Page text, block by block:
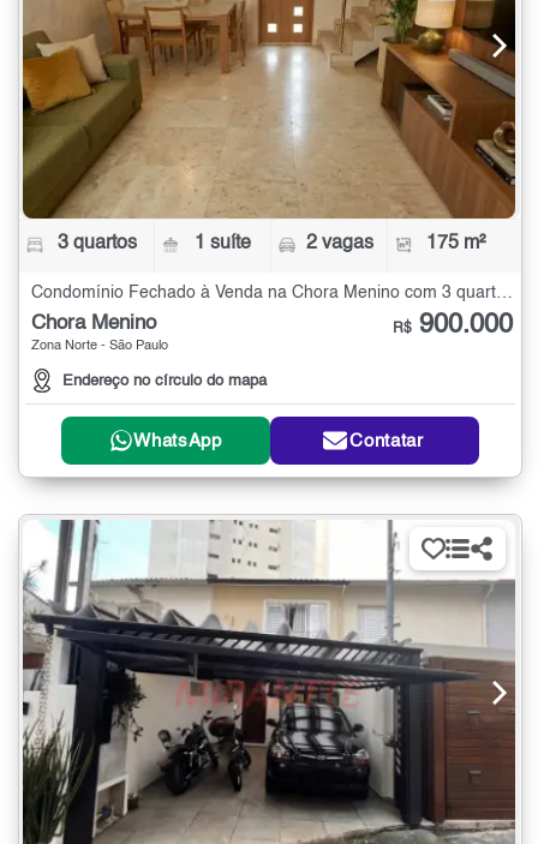
3 quartos 1 suíte 2 vagas 175 m²
Condomínio Fechado à Venda na Chora Menino com 3 quartos - 175 m²
Chora Menino
Zona Norte - São Paulo
Endereço no círculo do mapa
R$ 900.000
WhatsApp Contatar